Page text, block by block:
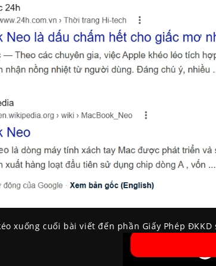
xuống cuối bài viết đến phần Giấy Phép